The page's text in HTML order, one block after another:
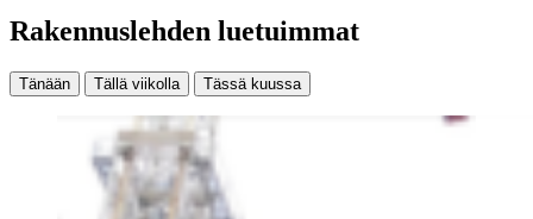
Rakennuslehden luetuimmat
Tänään Tällä viikolla Tässä kuussa